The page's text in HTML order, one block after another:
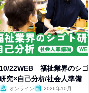
10/22WEB 福祉業界のシ
研究×自己分析/社会人準備
オンライン
2026年10月